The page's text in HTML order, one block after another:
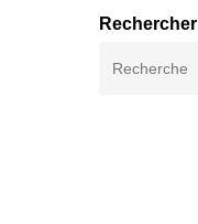
Rechercher